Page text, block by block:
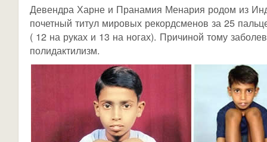
Девендра Харне и Пранамия Менария родом из
почетный титул мировых рекордсменов за 25
( 12 на руках и 13 на ногах). Причиной тому
полидактилизм.